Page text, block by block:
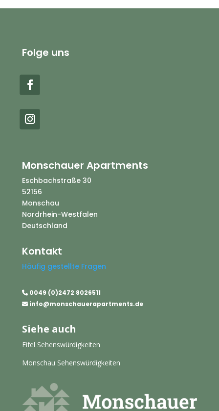
Folge uns
Monschauer Apartments
Eschbachstraße 30
52156
Monschau
Nordrhein-Westfalen
Deutschland
Kontakt
Häufig gestellte Fragen
0049 (0)2472 8026511
info@monschauerapartments.de
Siehe auch
Eifel Sehenswürdigkeiten
Monschau Sehenswürdigkeiten